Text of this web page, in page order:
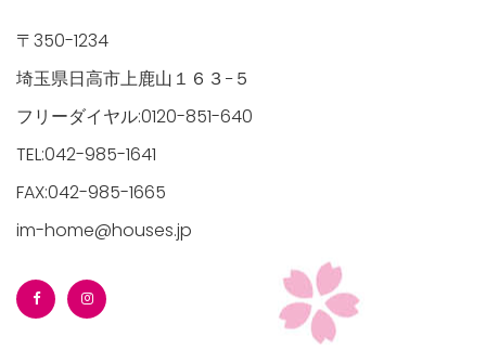
manager/wp-
top-
manager/wp-
〒350-1234
埼玉県日高市上鹿山１６３−５
フリーダイヤル:0120-851-640
TEL:042-985-1641
FAX:042-985-1665
im-home@houses.jp